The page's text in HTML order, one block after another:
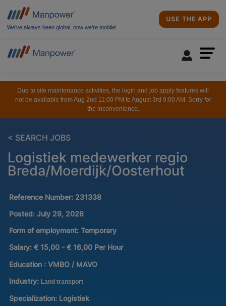
We’ve always been global, now we’re mobile!
USE THE APP
Due to site maintenance activities, the login and job apply features will
not be available from Aug 2nd 11:00 PM to August 3rd 9:00 AM. Sorry for
the inconvenience.
< SEARCH JOBS
Logistiek medewerker regio
Breda/Moerdijk/Oosterhout
Reference Number: 231338
Posted: July 29, 2026
Form of employment: Temporary
Salary: € 15,00 - € 16,00 Per Hour
Education : VMBO / MAVO
Industry: Land transport
Specialization: Logistiek